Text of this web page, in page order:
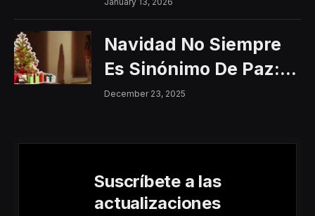
Concierto Gratuito
Navidad No Siempre
Es Sinónimo De Paz:
Aumentan Los
Para Mujeres Y Niñas
December 23, 2025
Suscríbete a las
actualizaciones